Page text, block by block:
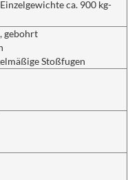
ca. 900 kg-
gebohrt
Stoßfugen